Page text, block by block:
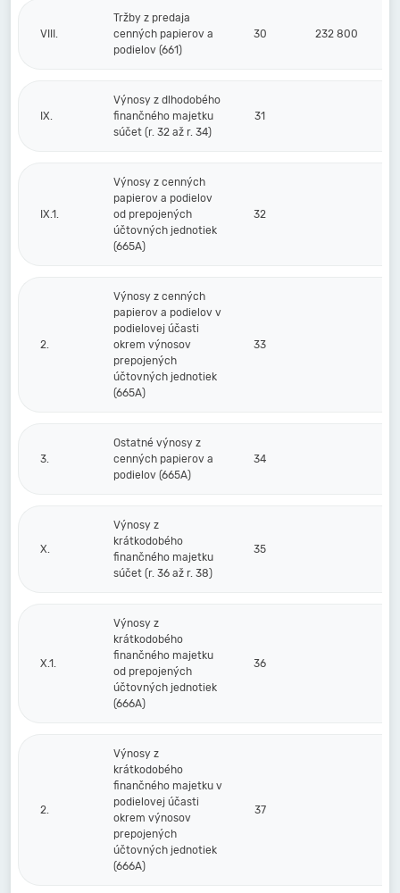
VIII.
Tržby z predaja
cenných papierov a
podielov (661)
30 232 800
IX.
Výnosy z dlhodobého
finančného majetku
súčet (r. 32 až r. 34)
31
IX.1.
Výnosy z cenných
papierov a podielov
od prepojených
účtovných jednotiek
(665A)
32
2.
Výnosy z cenných
papierov a podielov v
podielovej účasti
okrem výnosov
prepojených
účtovných jednotiek
(665A)
33
3.
Ostatné výnosy z
cenných papierov a
podielov (665A)
34
X.
Výnosy z
krátkodobého
finančného majetku
súčet (r. 36 až r. 38)
35
X.1.
Výnosy z
krátkodobého
finančného majetku
od prepojených
účtovných jednotiek
(666A)
36
2.
Výnosy z
krátkodobého
finančného majetku v
podielovej účasti
okrem výnosov
prepojených
účtovných jednotiek
(666A)
37